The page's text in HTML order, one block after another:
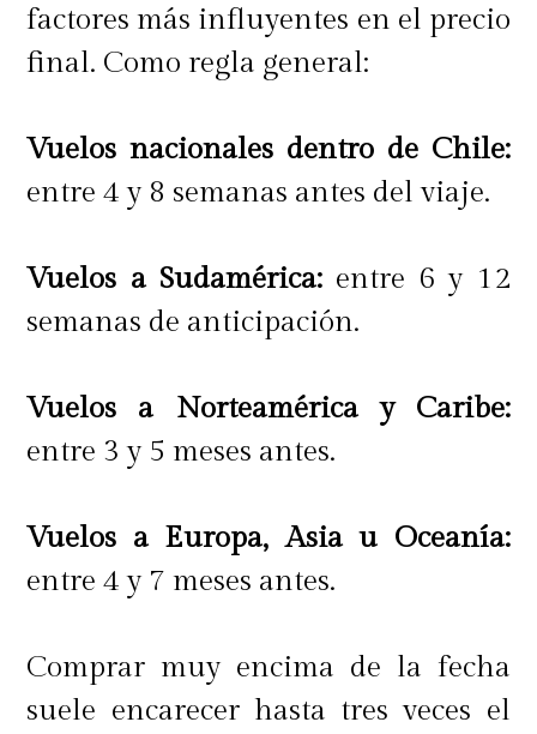
factores más influyentes en el precio
final. Como regla general:
Vuelos nacionales dentro de Chile:
entre 4 y 8 semanas antes del viaje.
Vuelos a Sudamérica:entre 6 y 12
semanas de anticipación.
Vuelos a Norteamérica y Caribe:
entre 3 y 5 meses antes.
Vuelos a Europa, Asia u Oceanía:
entre 4 y 7 meses antes.
Comprar muy encima de la fecha
suele encarecer hasta tres veces el